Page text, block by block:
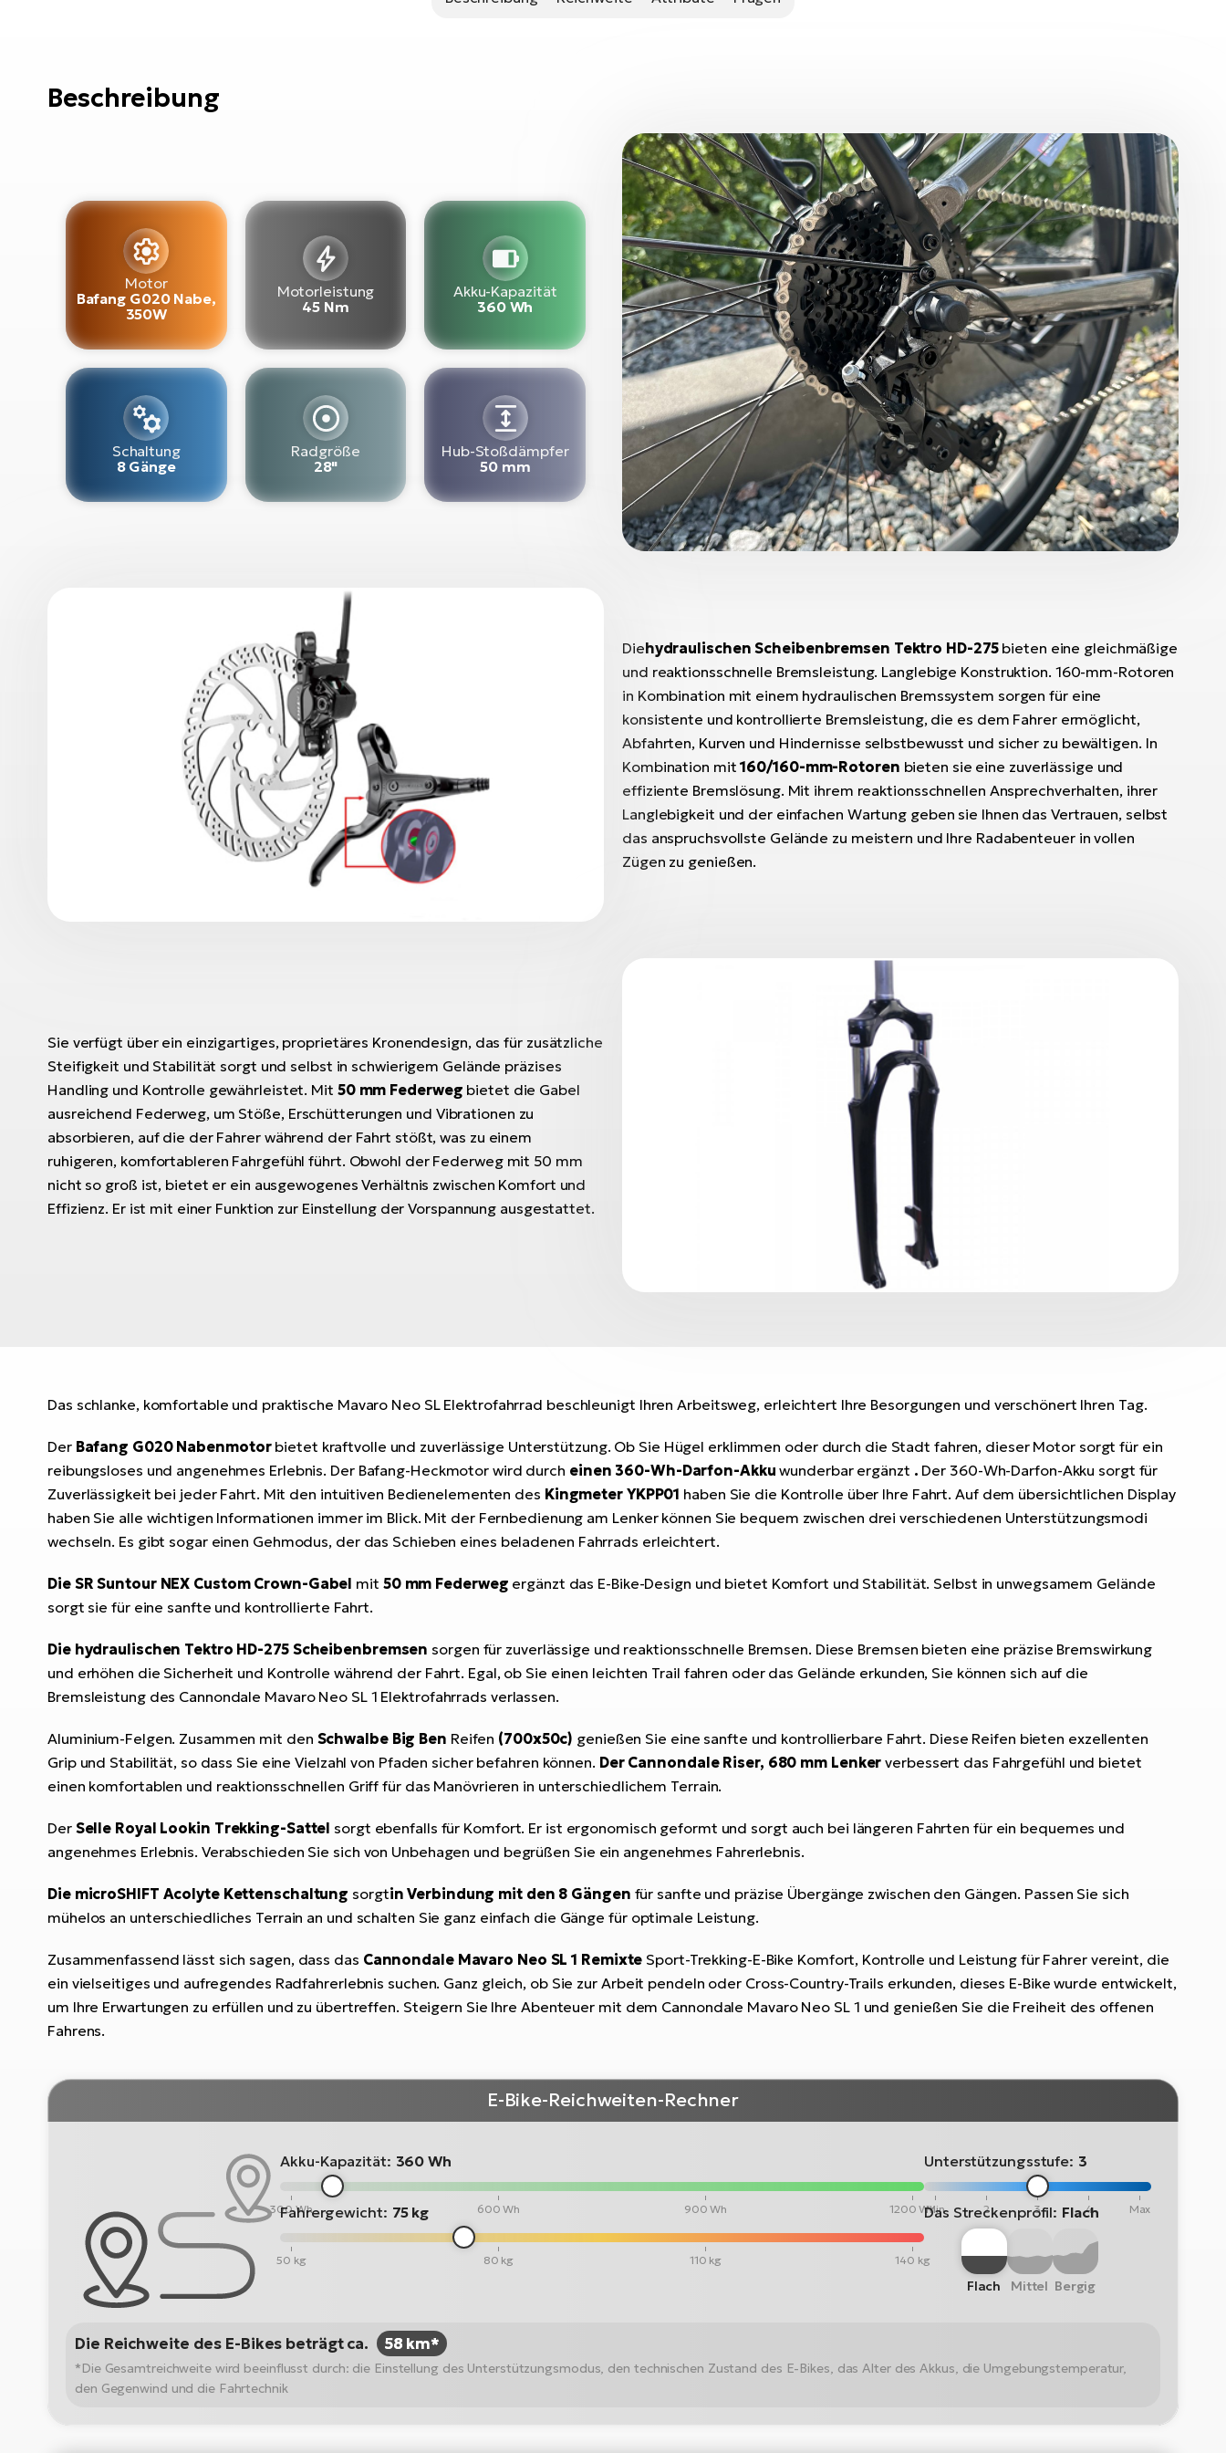
Beschreibung
Motor
Bafang G020 Nabe,
350W
Motorleistung
45 Nm
Akku-Kapazität
360 Wh
Schaltung
8 Gänge
Radgröße
28"
Hub-Stoßdämpfer
50 mm
Diehydraulischen Scheibenbremsen Tektro HD-275bieten eine gleichmäßige
und reaktionsschnelle Bremsleistung. Langlebige Konstruktion. 160-mm-Rotoren
in Kombination mit einem hydraulischen Bremssystem sorgen für eine
konsistente und kontrollierte Bremsleistung, die es dem Fahrer ermöglicht,
Abfahrten, Kurven und Hindernisse selbstbewusst und sicher zu bewältigen. In
Kombination mit160/160-mm-Rotoren bieten sie eine zuverlässige und
effiziente Bremslösung. Mit ihrem reaktionsschnellen Ansprechverhalten, ihrer
Langlebigkeit und der einfachen Wartung geben sie Ihnen das Vertrauen, selbst
das anspruchsvollste Gelände zu meistern und Ihre Radabenteuer in vollen
Zügen zu genießen.
Sie verfügt über ein einzigartiges, proprietäres Kronendesign, das für zusätzliche
Steifigkeit und Stabilität sorgt und selbst in schwierigem Gelände präzises
Handling und Kontrolle gewährleistet. Mit 50 mm Federweg bietet die Gabel
ausreichend Federweg, um Stöße, Erschütterungen und Vibrationen zu
absorbieren, auf die der Fahrer während der Fahrt stößt, was zu einem
ruhigeren, komfortableren Fahrgefühl führt. Obwohl der Federweg mit 50 mm
nicht so groß ist, bietet er ein ausgewogenes Verhältnis zwischen Komfort und
Effizienz. Er ist mit einer Funktion zur Einstellung der Vorspannung ausgestattet.
Das schlanke, komfortable und praktische Mavaro Neo SL Elektrofahrrad beschleunigt Ihren Arbeitsweg, erleichtert Ihre Besorgungen und verschönert Ihren Tag.
Der Bafang G020 Nabenmotorbietet kraftvolle und zuverlässige Unterstützung. Ob Sie Hügel erklimmen oder durch die Stadt fahren, dieser Motor sorgt für ein
reibungsloses und angenehmes Erlebnis. Der Bafang-Heckmotor wird durch einen 360-Wh-Darfon-Akku wunderbar ergänzt . Der 360-Wh-Darfon-Akku sorgt für
Zuverlässigkeit bei jeder Fahrt. Mit den intuitiven Bedienelementen des Kingmeter YKPP01 haben Sie die Kontrolle über Ihre Fahrt. Auf dem übersichtlichen Display
haben Sie alle wichtigen Informationen immer im Blick. Mit der Fernbedienung am Lenker können Sie bequem zwischen drei verschiedenen Unterstützungsmodi
wechseln. Es gibt sogar einen Gehmodus, der das Schieben eines beladenen Fahrrads erleichtert.
Die SR Suntour NEX Custom Crown-Gabel mit 50 mm Federweg ergänzt das E-Bike-Design und bietet Komfort und Stabilität. Selbst in unwegsamem Gelände
sorgt sie für eine sanfte und kontrollierte Fahrt.
Die hydraulischen Tektro HD-275 Scheibenbremsen sorgen für zuverlässige und reaktionsschnelle Bremsen. Diese Bremsen bieten eine präzise Bremswirkung
und erhöhen die Sicherheit und Kontrolle während der Fahrt. Egal, ob Sie einen leichten Trail fahren oder das Gelände erkunden, Sie können sich auf die
Bremsleistung des Cannondale Mavaro Neo SL 1 Elektrofahrrads verlassen.
Aluminium-Felgen. Zusammen mit den Schwalbe Big Ben Reifen (700x50c) genießen Sie eine sanfte und kontrollierbare Fahrt. Diese Reifen bieten exzellenten
Grip und Stabilität, so dass Sie eine Vielzahl von Pfaden sicher befahren können. Der Cannondale Riser, 680 mm Lenker verbessert das Fahrgefühl und bietet
einen komfortablen und reaktionsschnellen Griff für das Manövrieren in unterschiedlichem Terrain.
Der Selle Royal Lookin Trekking-Sattel sorgt ebenfalls für Komfort. Er ist ergonomisch geformt und sorgt auch bei längeren Fahrten für ein bequemes und
angenehmes Erlebnis. Verabschieden Sie sich von Unbehagen und begrüßen Sie ein angenehmes Fahrerlebnis.
Die microSHIFT Acolyte Kettenschaltung sorgtin Verbindung mit den 8 Gängen für sanfte und präzise Übergänge zwischen den Gängen. Passen Sie sich
mühelos an unterschiedliches Terrain an und schalten Sie ganz einfach die Gänge für optimale Leistung.
Zusammenfassend lässt sich sagen, dass das Cannondale Mavaro Neo SL 1 Remixte Sport-Trekking-E-Bike Komfort, Kontrolle und Leistung für Fahrer vereint, die
ein vielseitiges und aufregendes Radfahrerlebnis suchen. Ganz gleich, ob Sie zur Arbeit pendeln oder Cross-Country-Trails erkunden, dieses E-Bike wurde entwickelt,
um Ihre Erwartungen zu erfüllen und zu übertreffen. Steigern Sie Ihre Abenteuer mit dem Cannondale Mavaro Neo SL 1 und genießen Sie die Freiheit des offenen
Fahrens.
E-Bike-Reichweiten-Rechner
Akku-Kapazität: 360 Wh
300 Wh 600 Wh 900 Wh 1200 Wh
Fahrergewicht: 75 kg
50 kg 80 kg 110 kg 140 kg
Unterstützungsstufe: 3
Min 2 3 4 Max
Das Streckenprofil: Flach
Flach Mittel Bergig
Die Reichweite des E-Bikes beträgt ca. 58 km*
*Die Gesamtreichweite wird beeinflusst durch: die Einstellung des Unterstützungsmodus, den technischen Zustand des E-Bikes, das Alter des Akkus, die Umgebungstemperatur,
den Gegenwind und die Fahrtechnik